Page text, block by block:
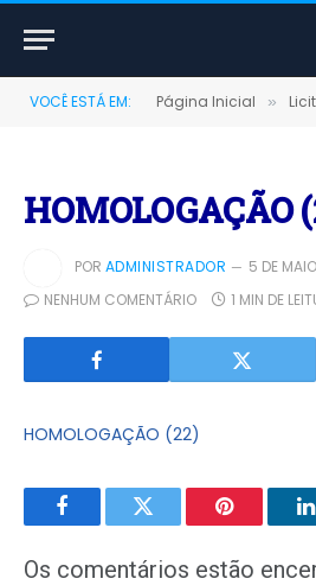
VOCÊ ESTÁ EM: Página Inicial »
HOMOLOGAÇÃO
POR ADMINISTRADOR
5 DE
NENHUM COMENTÁRIO
1 MIN DE
HOMOLOGAÇÃO (22)
FacebookTwitter Pinterest
Os comentários estão